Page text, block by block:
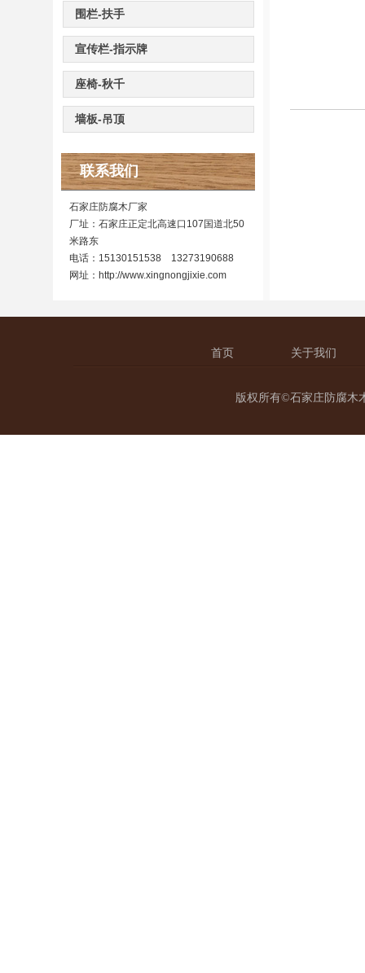
围栏-扶手
宣传栏-指示牌
座椅-秋千
墙板-吊顶
联系我们
石家庄防腐木厂家
厂址：石家庄正定北高速口107国道北50
米路东
电话：15130151538 13273190688
网址： http://www.xingnongjixie.com
首页 关于我们
版权所有©石家庄防腐